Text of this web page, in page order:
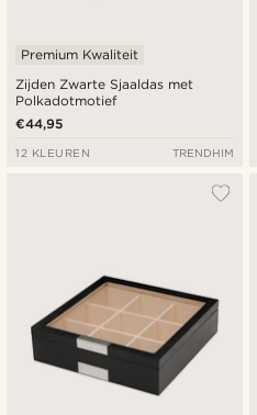
Zijden Zwarte Sjaaldas met
Polkadotmotief
Premium Kwaliteit
€44,95
12 KLEUREN TRENDHIM